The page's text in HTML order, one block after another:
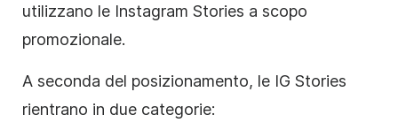
utilizzano le Instagram Stories a scopo
promozionale.
A seconda del posizionamento, le IG Stories
rientrano in due categorie: